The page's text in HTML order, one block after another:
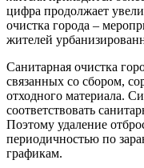
цифра продолжает
очистка города –
жителей
Санитарная очистка
связанных со сбором,
отходного материала.
соответствовать
Поэтому удаление
периодичностью по
графикам.